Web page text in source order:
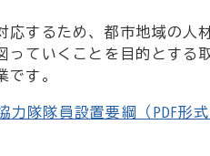
応するため、都市地域の人
っていくことを目的とする
です。
力隊隊員設置要綱（PDF形式